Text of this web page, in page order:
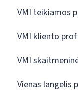
VMI teikiamos
VMI kliento
VMI
Vienas langelis